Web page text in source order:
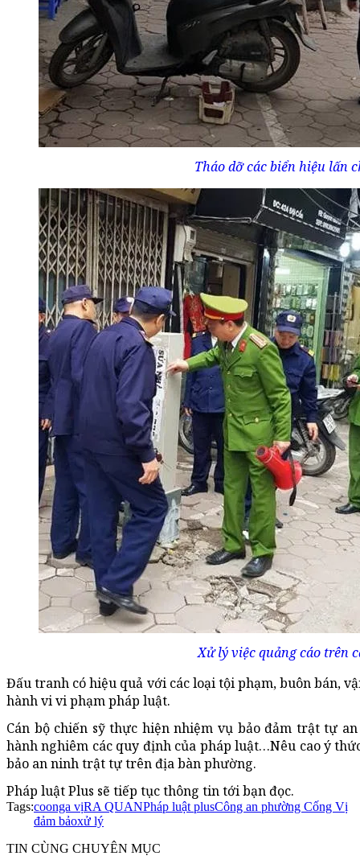
Tháo dỡ các biển hiệu lấn
Xử lý việc quảng cáo trên
Đấu tranh có hiệu quả với các loại tội phạm, buôn bán,
hành vi vi phạm pháp luật.
Cán bộ chiến sỹ thực hiện nhiệm vụ bảo đảm trật tự
hành nghiêm các quy định của pháp luật…Nêu cao ý
bảo an ninh trật tự trên địa bàn phường.
Pháp luật Plus sẽ tiếp tục thông tin tới bạn đọc.
Tags:coonga vịRA QUANPháp luật plusCông an phường Cống Vị
đảm bảoxử lý
TIN CÙNG CHUYÊN MỤC